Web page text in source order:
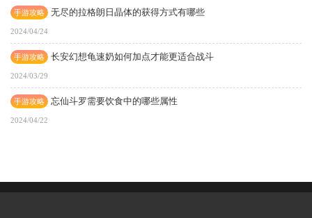
手游攻略 无尽的拉格朗日晶体的获得方式有哪些
2024/04/24
手游攻略 长安幻想龟速奶如何加点才能更适合战斗
2024/03/29
手游攻略 忘仙斗罗需要饮食中的哪些属性
2024/04/22